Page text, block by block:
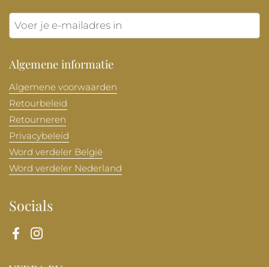
Algemene informatie
Algemene voorwaarden
Retourbeleid
Retourneren
Privacybeleid
Word verdeler België
Word verdeler Nederland
Socials
FacebookInstagram